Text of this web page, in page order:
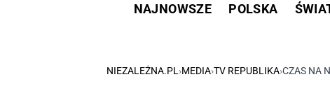
NAJNOWSZE POLSKA
NIEZALEŻNA.PL ›MEDIA›TV REPUBLIKA›CZAS NA